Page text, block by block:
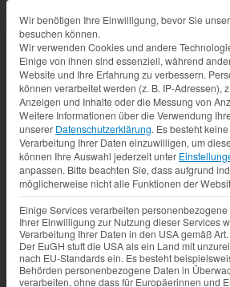
Datenschutz-Präferenz
Wir benötigen Ihre Einwilligung, bevor Sie
besuchen können.
Wir verwenden Cookies und andere
Einige von ihnen sind essenziell, während
Website und Ihre Erfahrung zu verbessern.
können verarbeitet werden (z. B. IP-Adressen),
Anzeigen und Inhalte oder die Messung von
Weitere Informationen über die Verwendung
unserer Datenschutzerklärung. Es besteht
Verarbeitung Ihrer Daten einzuwilligen, um
können Ihre Auswahl jederzeit unter
anpassen. Bitte beachten Sie, dass aufgrund
möglicherweise nicht alle Funktionen der
Einige Services verarbeiten
Ihrer Einwilligung zur Nutzung dieser Services
Verarbeitung Ihrer Daten in den USA gemäß
Der EuGH stuft die USA als ein Land mit
nach EU-Standards ein. Es besteht
Behörden personenbezogene Daten in
verarbeiten, ohne dass für Europäerinnen und